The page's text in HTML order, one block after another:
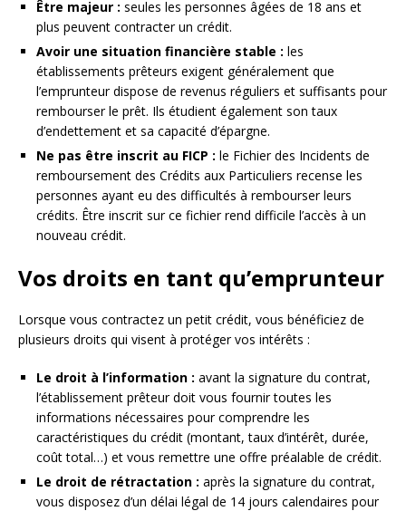
Être majeur : seules les personnes âgées de 18 ans et
plus peuvent contracter un crédit.
Avoir une situation financière stable : les
établissements prêteurs exigent généralement que
l’emprunteur dispose de revenus réguliers et suffisants pour
rembourser le prêt. Ils étudient également son taux
d’endettement et sa capacité d’épargne.
Ne pas être inscrit au FICP : le Fichier des Incidents de
remboursement des Crédits aux Particuliers recense les
personnes ayant eu des difficultés à rembourser leurs
crédits. Être inscrit sur ce fichier rend difficile l’accès à un
nouveau crédit.
Vos droits en tant qu’emprunteur
Lorsque vous contractez un petit crédit, vous bénéficiez de
plusieurs droits qui visent à protéger vos intérêts :
Le droit à l’information : avant la signature du contrat,
l’établissement prêteur doit vous fournir toutes les
informations nécessaires pour comprendre les
caractéristiques du crédit (montant, taux d’intérêt, durée,
coût total…) et vous remettre une offre préalable de crédit.
Le droit de rétractation : après la signature du contrat,
vous disposez d’un délai légal de 14 jours calendaires pour